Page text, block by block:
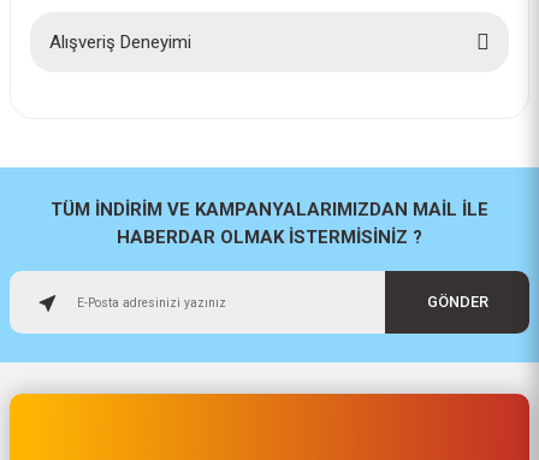
Alışveriş Deneyimi
orijinal
H... U... | 02/06/2026
TÜM İNDİRİM VE KAMPANYALARIMIZDAN MAİL İLE
HABERDAR OLMAK İSTERMİSİNİZ ?
GÖNDER